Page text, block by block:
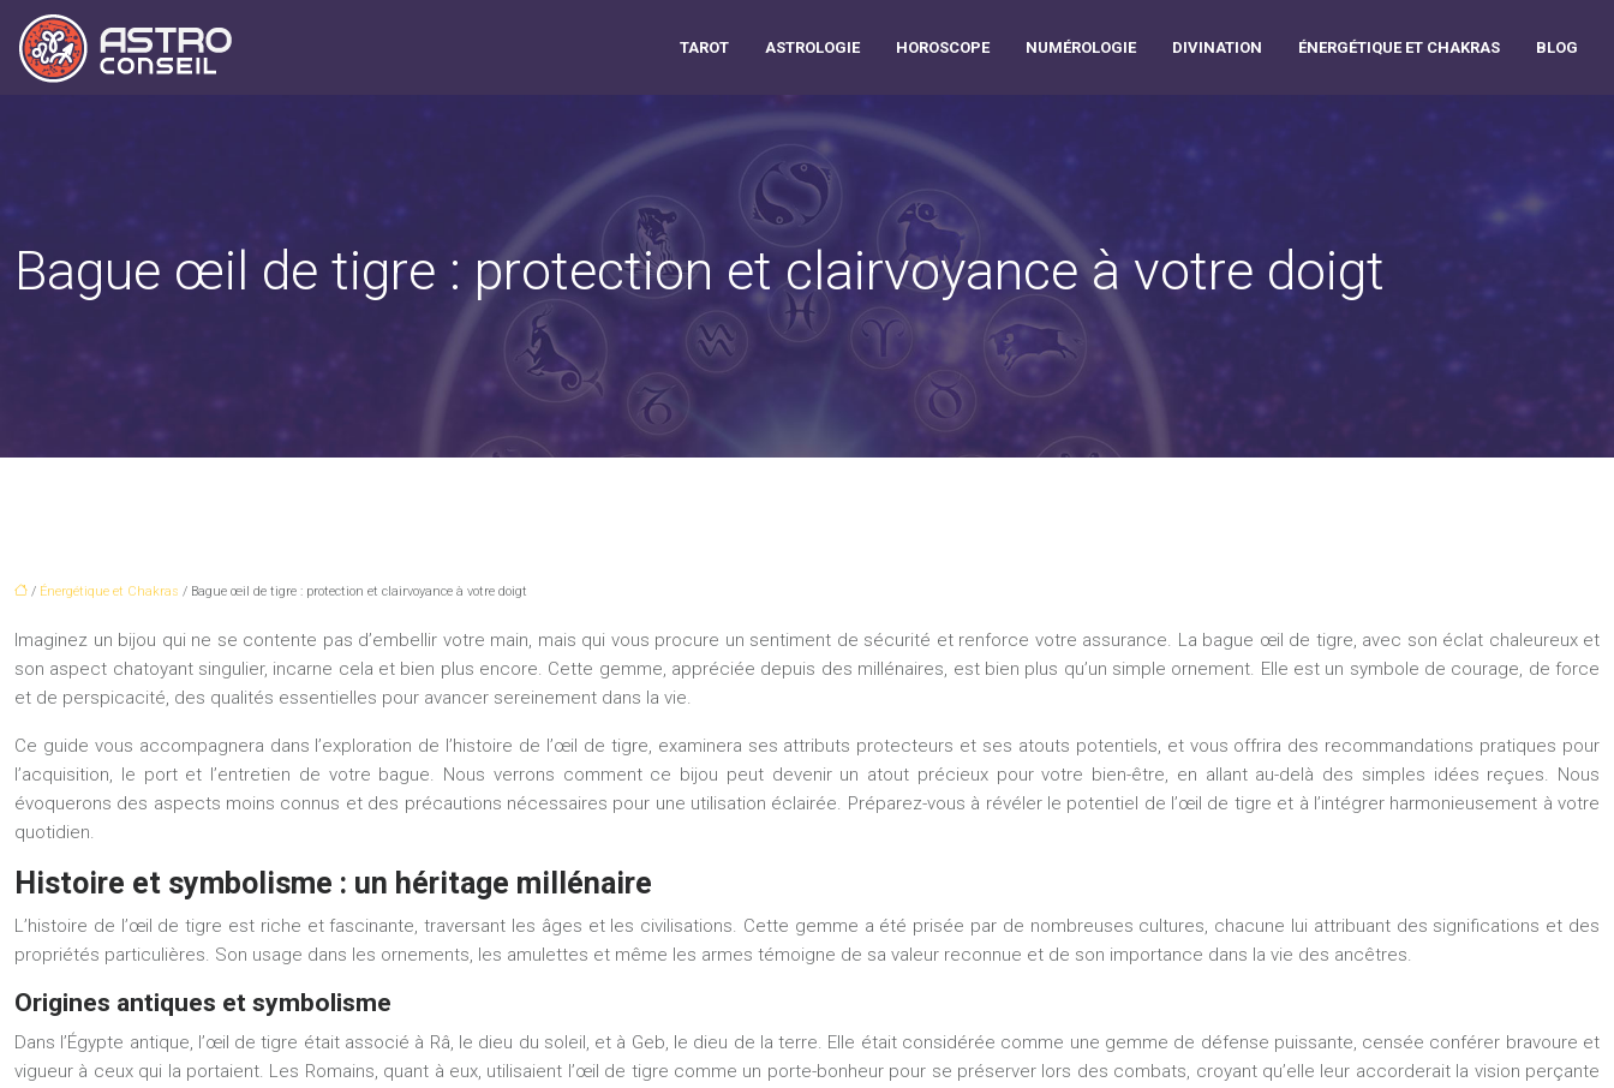
TAROT ASTROLOGIE HOROSCOPE NUMÉROLOGIE DIVINATION ÉNERGÉTIQUE ET CHAKRAS BLOG
Bague œil de tigre : protection et clairvoyance à votre doigt
/ Énergétique et Chakras / Bague œil de tigre : protection et clairvoyance à votre doigt
Imaginez un bijou qui ne se contente pas d’embellir votre main, mais qui vous procure un sentiment de sécurité et renforce votre assurance. La bague œil de tigre, avec son éclat chaleureux et
son aspect chatoyant singulier, incarne cela et bien plus encore. Cette gemme, appréciée depuis des millénaires, est bien plus qu’un simple ornement. Elle est un symbole de courage, de force
et de perspicacité, des qualités essentielles pour avancer sereinement dans la vie.
Ce guide vous accompagnera dans l’exploration de l’histoire de l’œil de tigre, examinera ses attributs protecteurs et ses atouts potentiels, et vous offrira des recommandations pratiques pour
l’acquisition, le port et l’entretien de votre bague. Nous verrons comment ce bijou peut devenir un atout précieux pour votre bien-être, en allant au-delà des simples idées reçues. Nous
évoquerons des aspects moins connus et des précautions nécessaires pour une utilisation éclairée. Préparez-vous à révéler le potentiel de l’œil de tigre et à l’intégrer harmonieusement à votre
quotidien.
Histoire et symbolisme : un héritage millénaire
L’histoire de l’œil de tigre est riche et fascinante, traversant les âges et les civilisations. Cette gemme a été prisée par de nombreuses cultures, chacune lui attribuant des significations et des
propriétés particulières. Son usage dans les ornements, les amulettes et même les armes témoigne de sa valeur reconnue et de son importance dans la vie des ancêtres.
Origines antiques et symbolisme
Dans l’Égypte antique, l’œil de tigre était associé à Râ, le dieu du soleil, et à Geb, le dieu de la terre. Elle était considérée comme une gemme de défense puissante, censée conférer bravoure et
vigueur à ceux qui la portaient. Les Romains, quant à eux, utilisaient l’œil de tigre comme un porte-bonheur pour se préserver lors des combats, croyant qu’elle leur accorderait la vision perçante